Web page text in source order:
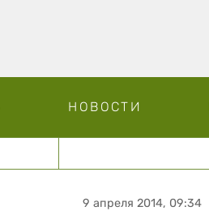
НОВОСТИ
9 апреля 2014, 09:34